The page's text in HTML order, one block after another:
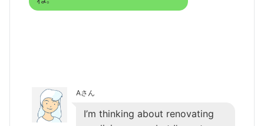
Aさん
I’m thinking about renovating